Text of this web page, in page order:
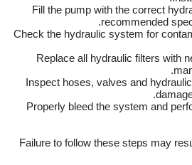
– Fill the pump with the correct
recommended
– Check the hydraulic system for
– Replace all hydraulic filters with
– Inspect hoses, valves and
– Properly bleed the system and
Failure to follow these steps may